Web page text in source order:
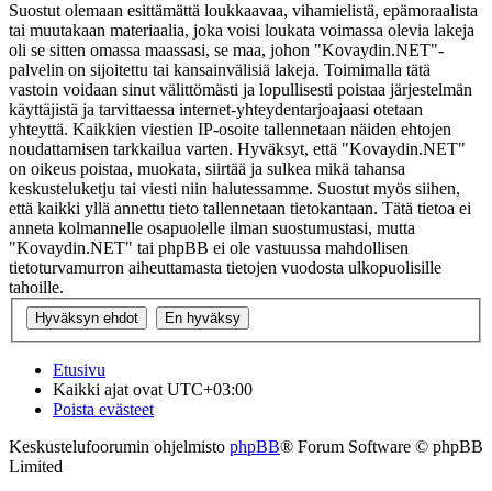
Suostut olemaan esittämättä loukkaavaa, vihamielistä, epämoraalista
tai muutakaan materiaalia, joka voisi loukata voimassa olevia lakeja
oli se sitten omassa maassasi, se maa, johon "Kovaydin.NET"-
palvelin on sijoitettu tai kansainvälisiä lakeja. Toimimalla tätä
vastoin voidaan sinut välittömästi ja lopullisesti poistaa järjestelmän
käyttäjistä ja tarvittaessa internet-yhteydentarjoajaasi otetaan
yhteyttä. Kaikkien viestien IP-osoite tallennetaan näiden ehtojen
noudattamisen tarkkailua varten. Hyväksyt, että "Kovaydin.NET"
on oikeus poistaa, muokata, siirtää ja sulkea mikä tahansa
keskusteluketju tai viesti niin halutessamme. Suostut myös siihen,
että kaikki yllä annettu tieto tallennetaan tietokantaan. Tätä tietoa ei
anneta kolmannelle osapuolelle ilman suostumustasi, mutta
"Kovaydin.NET" tai phpBB ei ole vastuussa mahdollisen
tietoturvamurron aiheuttamasta tietojen vuodosta ulkopuolisille
tahoille.
Etusivu
Kaikki ajat ovat UTC+03:00
Poista evästeet
Keskustelufoorumin ohjelmisto phpBB® Forum Software © phpBB
Limited